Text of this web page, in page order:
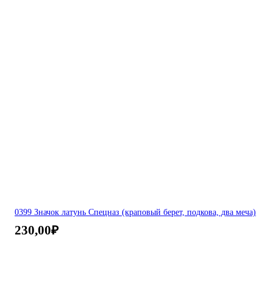
0399 Значок латунь Спецназ (краповый берет, подкова, два меча)
230,00₽